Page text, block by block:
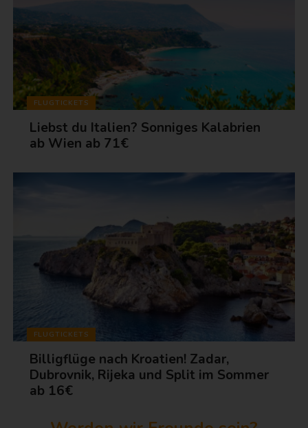
FLUGTICKETS
Liebst du Italien? Sonniges Kalabrien
ab Wien ab 71€
FLUGTICKETS
Billigflüge nach Kroatien! Zadar,
Dubrovnik, Rijeka und Split im Sommer
ab 16€